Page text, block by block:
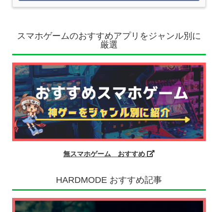
スマホゲームのおすすめアプリをジャンル別に
厳選
無スマホゲーム おすすめ
HARDMODE おすすめ記事